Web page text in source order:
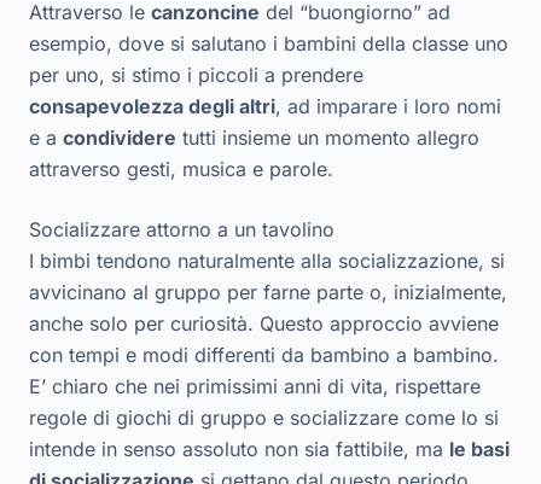
Attraverso le canzoncine del “buongiorno” ad
esempio, dove si salutano i bambini della classe uno
per uno, si stimo i piccoli a prendere
consapevolezza degli altri, ad imparare i loro nomi
e a condividere tutti insieme un momento allegro
attraverso gesti, musica e parole.
Socializzare attorno a un tavolino
I bimbi tendono naturalmente alla socializzazione, si
avvicinano al gruppo per farne parte o, inizialmente,
anche solo per curiosità. Questo approccio avviene
con tempi e modi differenti da bambino a bambino.
E’ chiaro che nei primissimi anni di vita, rispettare
regole di giochi di gruppo e socializzare come lo si
intende in senso assoluto non sia fattibile, ma le basi